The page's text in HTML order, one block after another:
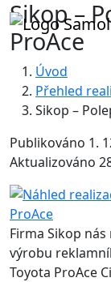
Sikop –
ProAce
Úvod
Přehled
Sikop –
Publikováno 1.
Aktualizováno
Firma Sikop
výrobu
Toyota ProAce